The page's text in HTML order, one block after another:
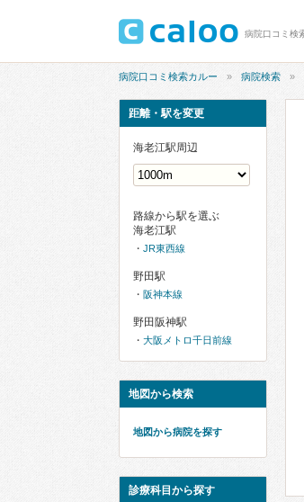
病院口コミ検索カルー 病院検索
距離・駅を変更
海老江駅周辺
路線から駅を選ぶ
海老江駅
JR東西線
野田駅
阪神本線
野田阪神駅
大阪メトロ千日前線
地図から検索
地図から病院を探す
診療科目から探す